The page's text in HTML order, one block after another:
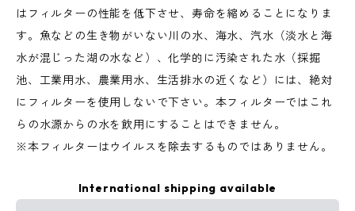
はフィルターの性能を低下させ、寿命を縮めることになりま
す。魚などの生き物がいない川の水、海水、汽水（淡水と海
水が混じった湖の水など）、化学的に汚染された水（採掘
池、工業用水、農業用水、生活排水の近くなど）には、絶対
にフィルターを使用しないで下さい。本フィルターではこれ
らの水源からの水を飲用にすることはできません。
※本フィルターはウイルスを除去するものではありません。
International shipping available